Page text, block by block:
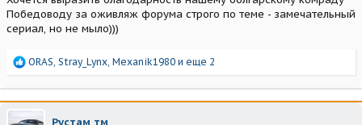
Победоводу за оживляж форума строго по теме - замечательный
сериал, но не мыло)))
Р
а
к
ц
ORAS, Stray_Lynx, Mexanik1980 и еще 2
Рустам тм